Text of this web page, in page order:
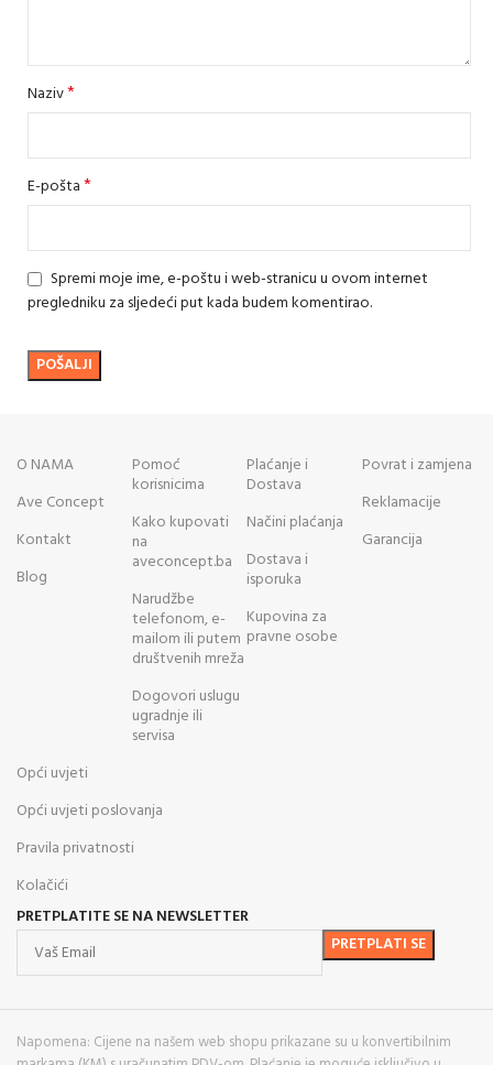
Naziv*
E-pošta*
Spremi moje ime, e-poštu i web-stranicu u ovom internet
pregledniku za sljedeći put kada budem komentirao.
O NAMA
Ave Concept
Kontakt
Blog
Pomoć
korisnicima
Kako kupovati
na
aveconcept.ba
Narudžbe
telefonom, e-
mailom ili putem
društvenih mreža
Dogovori uslugu
ugradnje ili
servisa
Plaćanje i
Dostava
Načini plaćanja
Dostava i
isporuka
Kupovina za
pravne osobe
Povrat i zamjena
Reklamacije
Garancija
Opći uvjeti
Opći uvjeti poslovanja
Pravila privatnosti
Kolačići
PRETPLATITE SE NA NEWSLETTER
Napomena: Cijene na našem web shopu prikazane su u konvertibilnim